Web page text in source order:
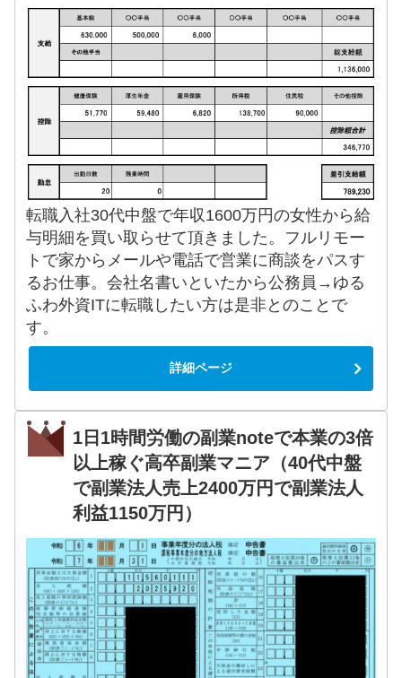
転職入社30代中盤で年収1600万円の女性から給
与明細を買い取らせて頂きました。フルリモー
トで家からメールや電話で営業に商談をパスす
るお仕事。会社名書いといたから公務員→ゆる
ふわ外資ITに転職したい方は是非とのことで
す。
詳細ページ
1日1時間労働の副業noteで本業の3倍
以上稼ぐ高卒副業マニア（40代中盤
で副業法人売上2400万円で副業法人
利益1150万円）